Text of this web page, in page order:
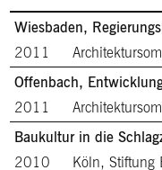
Wiesbaden,
2011
Offenbach,
2011
Baukultur in die
2010
Köln, Stiftung